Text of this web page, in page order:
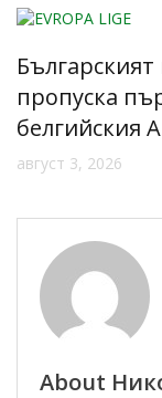
пропуска
белгийския
август 3, 2026
About